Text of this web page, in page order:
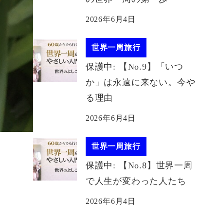
2026年6月4日
世界一周旅行
保護中: 【No.9】「いつ
か」は永遠に来ない。今や
る理由
2026年6月4日
世界一周旅行
保護中: 【No.8】世界一周
で人生が変わった人たち
2026年6月4日